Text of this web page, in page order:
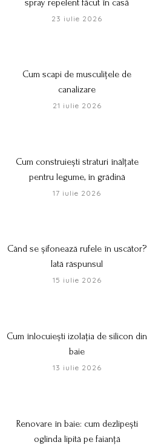
23 iulie 2026
Cum scapi de musculițele de
canalizare
21 iulie 2026
Cum construiești straturi înălțate
pentru legume, în grădină
17 iulie 2026
Când se șifonează rufele în uscător?
Iată răspunsul
15 iulie 2026
Cum înlocuiești izolația de silicon din
baie
13 iulie 2026
Renovare în baie: cum dezlipești
oglinda lipită pe faianță